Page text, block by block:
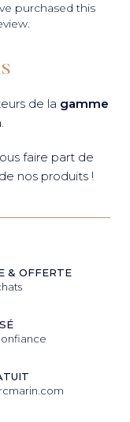
purchased this
de la gamme
.
faire part de
nos produits !
& OFFERTE